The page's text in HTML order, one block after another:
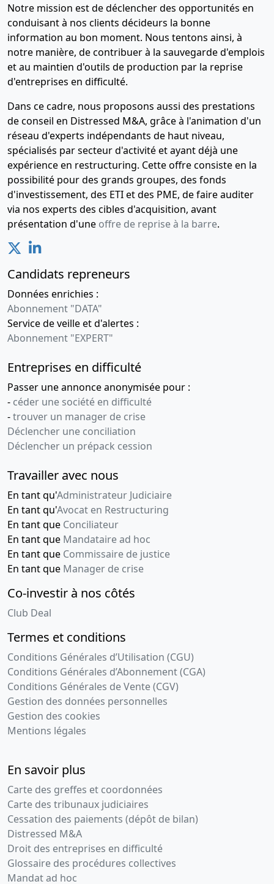
Notre mission est de déclencher des opportunités en
conduisant à nos clients décideurs la bonne
information au bon moment. Nous tentons ainsi, à
notre manière, de contribuer à la sauvegarde d'emplois
et au maintien d'outils de production par la reprise
d'entreprises en difficulté.
Dans ce cadre, nous proposons aussi des prestations
de conseil en Distressed M&A, grâce à l'animation d'un
réseau d'experts indépendants de haut niveau,
spécialisés par secteur d'activité et ayant déjà une
expérience en restructuring. Cette offre consiste en la
possibilité pour des grands groupes, des fonds
d'investissement, des ETI et des PME, de faire auditer
via nos experts des cibles d'acquisition, avant
présentation d'une offre de reprise à la barre.
Candidats repreneurs
Données enrichies :
Abonnement "DATA"
Service de veille et d'alertes :
Abonnement "EXPERT"
Entreprises en difficulté
Passer une annonce anonymisée pour :
- céder une société en difficulté
-trouver un manager de crise
Déclencher une conciliation
Déclencher un prépack cession
Travailler avec nous
En tant qu'Administrateur Judiciaire
En tant qu'Avocat en Restructuring
En tant que Conciliateur
En tant que Mandataire ad hoc
En tant que Commissaire de justice
En tant que Manager de crise
Co-investir à nos côtés
Club Deal
Termes et conditions
Conditions Générales d’Utilisation (CGU)
Conditions Générales d’Abonnement (CGA)
Conditions Générales de Vente (CGV)
Gestion des données personnelles
Gestion des cookies
Mentions légales
En savoir plus
Carte des greffes et coordonnées
Carte des tribunaux judiciaires
Cessation des paiements (dépôt de bilan)
Distressed M&A
Droit des entreprises en difficulté
Glossaire des procédures collectives
Mandat ad hoc